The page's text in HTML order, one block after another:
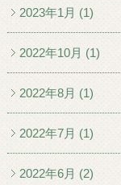
2023年1月 (1)
2022年10月 (1)
2022年8月 (1)
2022年7月 (1)
2022年6月 (2)